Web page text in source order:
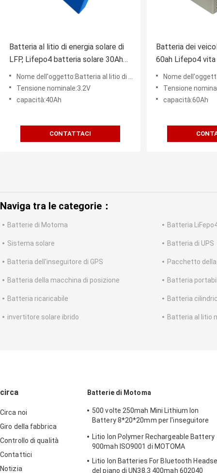
Batteria al litio di energia solare di
LFP, Lifepo4 batteria solare 30Ah
40AhNome dell'oggetto:Batteria al litio di energia solare
Tensione nominale:3.2V
capacità:40Ah
CONTATTACI
Batteria dei
60ah Lifepo4
volteNome
Tensione
capacità:60Ah
Naviga tra le categorie：
Batterie di Motoma Batteria
Sistema solare Batteria di UPS
Batteria dell'inseguitore di GPS Pacchetto
Batteria della macchina di posizione Batteria
Batteria ricaricabile Batteria
invertitore solare ibrido Batteria al litio
circa
Circa noi
Giro della fabbrica
Controllo di qualità
Contattici
Notizia
Batterie di Motoma
500 volte 250mah Mini Lithium Ion
Battery 8*20*20mm per l'inseguitore
Litio Ion Polymer Rechargeable Battery
900mah ISO9001 di MOTOMA
Litio Ion Batteries For Bluetooth
del piano di UN38.3 400mah 602040